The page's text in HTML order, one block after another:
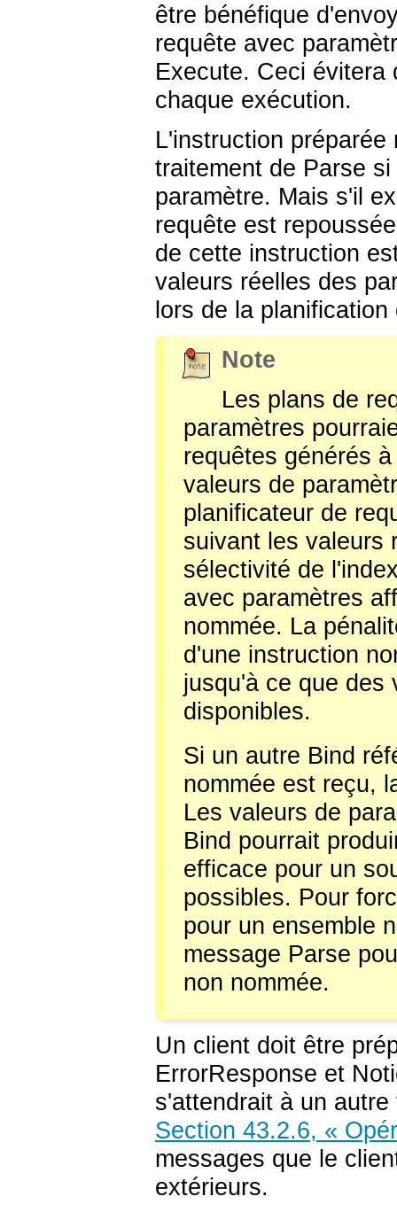
être bénéfique
requête avec
Execute. Ceci évitera
chaque exécution.
L'instruction
traitement de Parse
paramètre. Mais s'il
requête est
de cette instruction
valeurs réelles des
lors de la
Note
Les plans de
paramètres
requêtes générés
valeurs de
planificateur de
suivant les valeurs
sélectivité de
avec paramètres
nommée. La
d'une instruction
jusqu'à ce que des
disponibles.
Si un autre Bind
nommée est reçu,
Les valeurs de
Bind pourrait
efficace pour un
possibles. Pour
pour un ensemble
message Parse
non nommée.
Un client doit être
ErrorResponse et
s'attendrait à un
Section 43.2.6, «
messages que le
extérieurs.